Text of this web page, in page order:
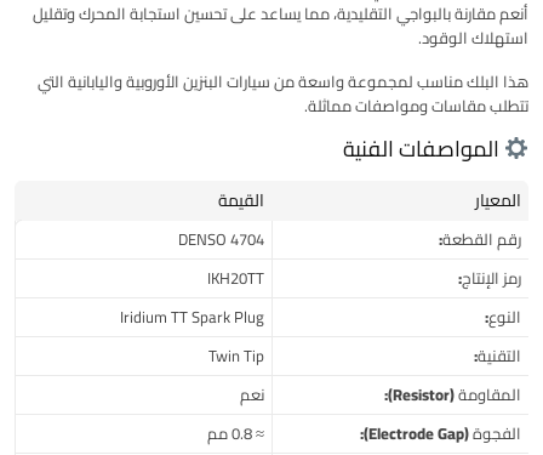
أنعم مقارنة بالبواجي التقليدية، مما يساعد على تحسين استجابة المحرك وتقليل
استهلاك الوقود.
هذا البلك مناسب لمجموعة واسعة من سيارات البنزين الأوروبية واليابانية التي
تتطلب مقاسات ومواصفات مماثلة.
المواصفات الفنية
المعيار القيمة
رقم القطعة:
DENSO 4704
رمز الإنتاج:
IKH20TT
النوع:
Iridium TT Spark Plug
التقنية:
Twin Tip
المقاومة (Resistor):
نعم
الفجوة (Electrode Gap):
≈ 0.8 مم